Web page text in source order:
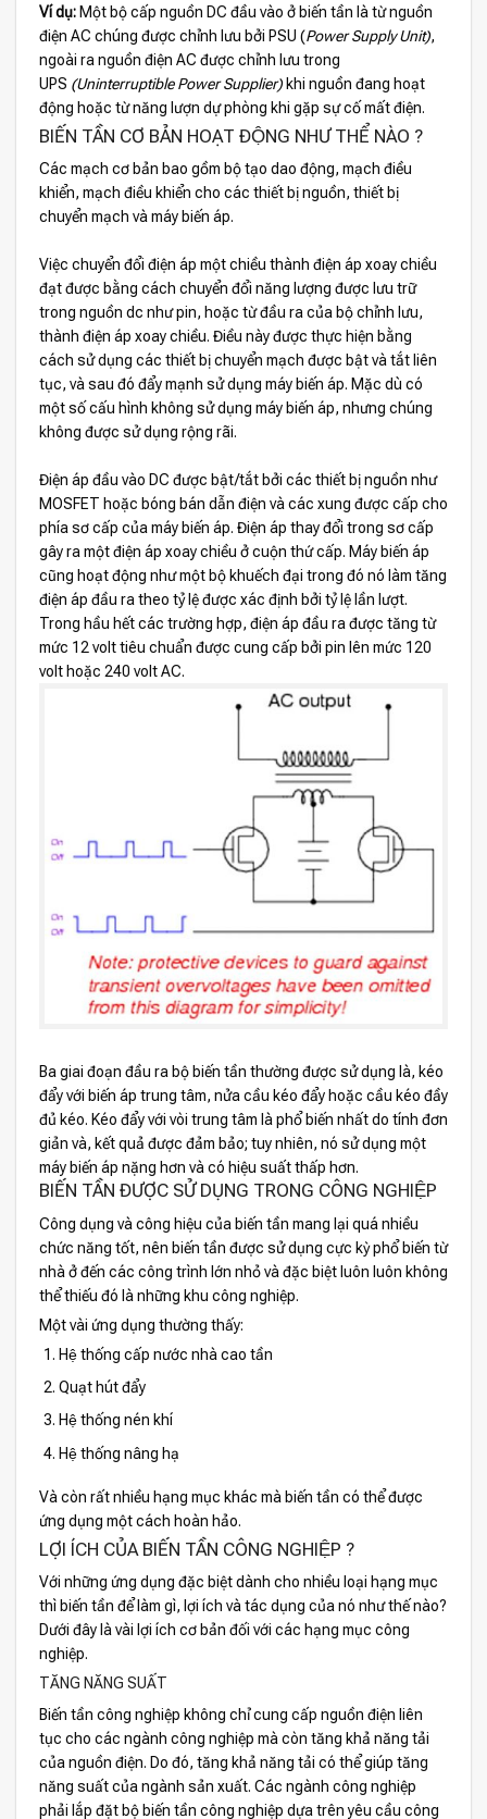
Ví dụ: Một bộ cấp nguồn DC đầu vào ở biến tần là từ nguồn
điện AC chúng được chỉnh lưu bởi PSU (Power Supply Unit),
ngoài ra nguồn điện AC được chỉnh lưu trong
UPS (Uninterruptible Power Supplier) khi nguồn đang hoạt
động hoặc từ năng lượn dự phòng khi gặp sự cố mất điện.
BIẾN TẦN CƠ BẢN HOẠT ĐỘNG NHƯ THỂ NÀO ?
Các mạch cơ bản bao gồm bộ tạo dao động, mạch điều
khiển, mạch điều khiển cho các thiết bị nguồn, thiết bị
chuyển mạch và máy biến áp.
Việc chuyển đổi điện áp một chiều thành điện áp xoay chiều
đạt được bằng cách chuyển đổi năng lượng được lưu trữ
trong nguồn dc như pin, hoặc từ đầu ra của bộ chỉnh lưu,
thành điện áp xoay chiều. Điều này được thực hiện bằng
cách sử dụng các thiết bị chuyển mạch được bật và tắt liên
tục, và sau đó đẩy mạnh sử dụng máy biến áp. Mặc dù có
một số cấu hình không sử dụng máy biến áp, nhưng chúng
không được sử dụng rộng rãi.
Điện áp đầu vào DC được bật/tắt bởi các thiết bị nguồn như
MOSFET hoặc bóng bán dẫn điện và các xung được cấp cho
phía sơ cấp của máy biến áp. Điện áp thay đổi trong sơ cấp
gây ra một điện áp xoay chiều ở cuộn thứ cấp. Máy biến áp
cũng hoạt động như một bộ khuếch đại trong đó nó làm tăng
điện áp đầu ra theo tỷ lệ được xác định bởi tỷ lệ lần lượt.
Trong hầu hết các trường hợp, điện áp đầu ra được tăng từ
mức 12 volt tiêu chuẩn được cung cấp bởi pin lên mức 120
volt hoặc 240 volt AC.
Ba giai đoạn đầu ra bộ biến tần thường được sử dụng là, kéo
đẩy với biến áp trung tâm, nửa cầu kéo đẩy hoặc cầu kéo đầy
đủ kéo. Kéo đẩy với vòi trung tâm là phổ biến nhất do tính đơn
giản và, kết quả được đảm bảo; tuy nhiên, nó sử dụng một
máy biến áp nặng hơn và có hiệu suất thấp hơn.
BIẾN TẦN ĐƯỢC SỬ DỤNG TRONG CÔNG NGHIỆP
Công dụng và công hiệu của biến tần mang lại quá nhiều
chức năng tốt, nên biến tần được sử dụng cực kỳ phổ biến từ
nhà ở đến các công trình lớn nhỏ và đặc biệt luôn luôn không
thể thiếu đó là những khu công nghiệp.
Một vài ứng dụng thường thấy:
Hệ thống cấp nước nhà cao tần
Quạt hút đẩy
Hệ thống nén khí
Hệ thống nâng hạ
Và còn rất nhiều hạng mục khác mà biến tần có thể được
ứng dụng một cách hoàn hảo.
LỢI ÍCH CỦA BIẾN TẦN CÔNG NGHIỆP ?
Với những ứng dụng đặc biệt dành cho nhiều loại hạng mục
thì biến tần để làm gì, lợi ích và tác dụng của nó như thế nào?
Dưới đây là vài lợi ích cơ bản đối với các hạng mục công
nghiệp.
TĂNG NĂNG SUẤT
Biến tần công nghiệp không chỉ cung cấp nguồn điện liên
tục cho các ngành công nghiệp mà còn tăng khả năng tải
của nguồn điện. Do đó, tăng khả năng tải có thể giúp tăng
năng suất của ngành sản xuất. Các ngành công nghiệp
phải lắp đặt bộ biến tần công nghiệp dựa trên yêu cầu công